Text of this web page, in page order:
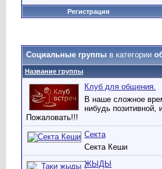
Регистрация
Социальные группы в категории
Название группы
Клуб для общения.
В наше сложное
нибудь
Пожаловать!!!
Секта
Секта Кеши
ЖЫДЫ